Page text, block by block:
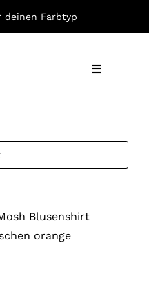
Farbtyp
Toggle
Blusenshirt
orange